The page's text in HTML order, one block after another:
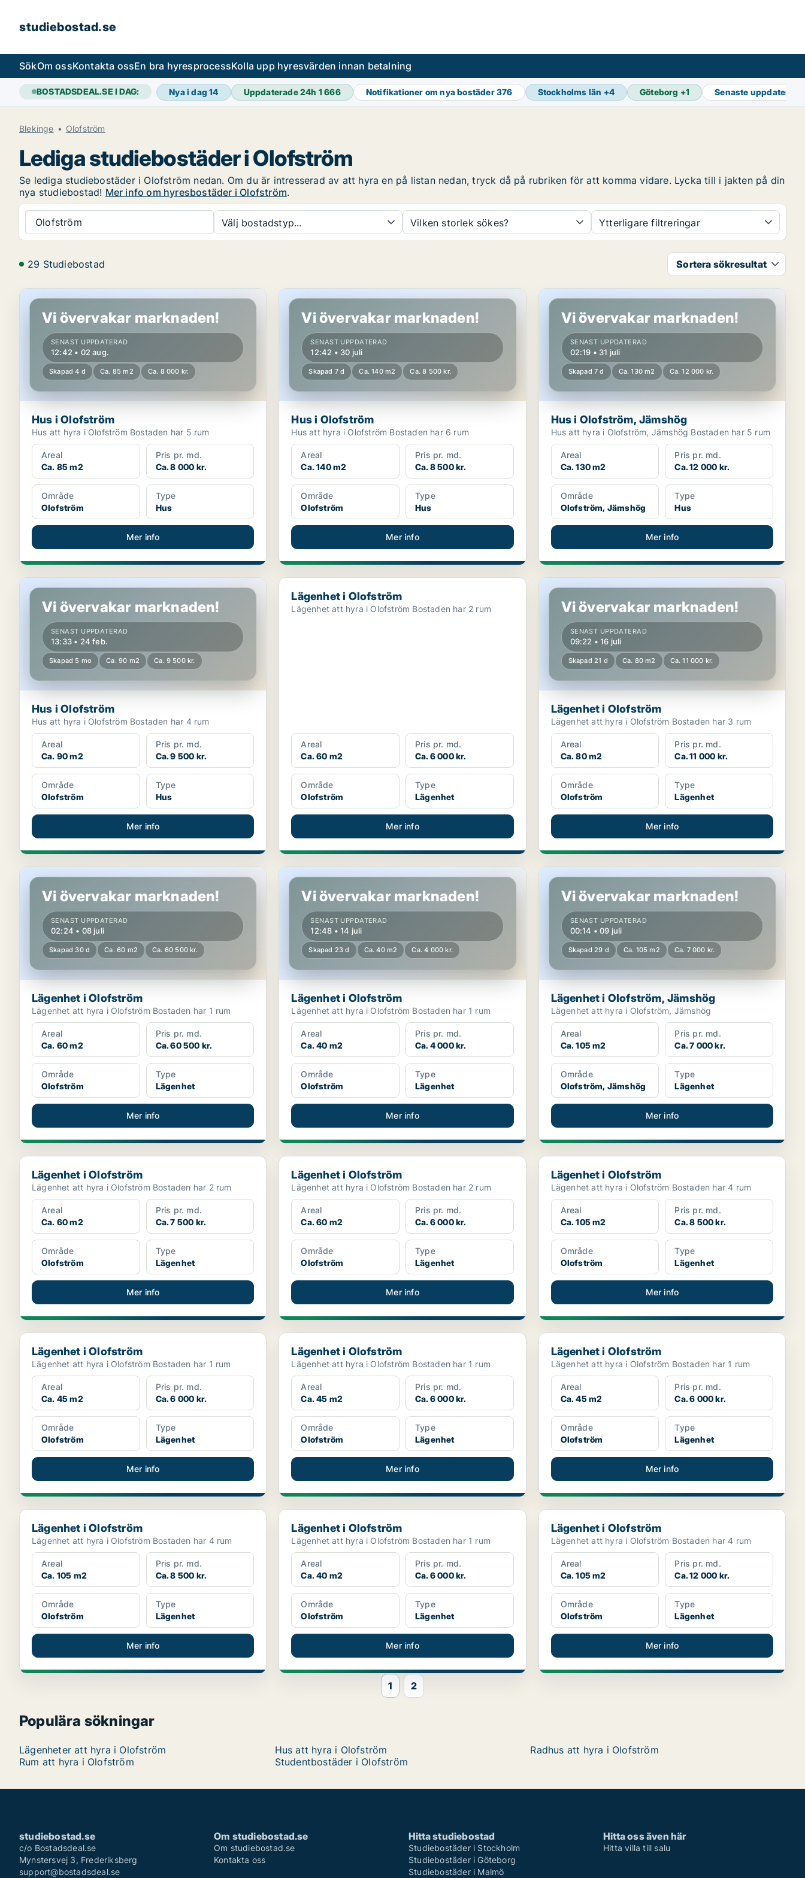
studiebostad.se
SökOm ossKontakta ossEn bra hyresprocessKolla upp hyresvärden innan betalning
BOSTADSDEAL.SE I DAG: Nya i dag14 Uppdaterade 24h 1 666 Notifikationer om nya bostäder376 Stockholms län +4 Göteborg +1 Senaste uppdatering
Blekinge Olofström
Lediga studiebostäder i Olofström
Se lediga studiebostäder i Olofström nedan. Om du är intresserad av att hyra en på listan nedan, tryck då på rubriken för att komma vidare. Lycka till i jakten på din
nya studiebostad! Mer info om hyresbostäder i Olofström.
Olofström Välj bostadstyp... Vilken storlek sökes? Ytterligare filtreringar
29 Studiebostad Sortera sökresultat
Hus i Olofström
Vi övervakar marknaden!
SENAST UPPDATERAD
12:42 • 02 aug.
Skapad 4 d Ca. 85 m2 Ca. 8 000 kr.
Hus i Olofström
Hus att hyra i Olofström Bostaden har 5 rum
Areal
Ca. 85 m2
Pris pr. md.
Ca. 8 000 kr.
Område
Olofström
Type
Hus
Mer info
Hus i Olofström
Vi övervakar marknaden!
SENAST UPPDATERAD
12:42 • 30 juli
Skapad 7 d Ca. 140 m2 Ca. 8 500 kr.
Hus i Olofström
Hus att hyra i Olofström Bostaden har 6 rum
Areal
Ca. 140 m2
Pris pr. md.
Ca. 8 500 kr.
Område
Olofström
Type
Hus
Mer info
Hus i Olofström, Jämshög
Vi övervakar marknaden!
SENAST UPPDATERAD
02:19 • 31 juli
Skapad 7 d Ca. 130 m2 Ca. 12 000 kr.
Hus i Olofström, Jämshög
Hus att hyra i Olofström, Jämshög Bostaden har 5 rum
Areal
Ca. 130 m2
Pris pr. md.
Ca. 12 000 kr.
Område
Olofström, Jämshög
Type
Hus
Mer info
Hus i Olofström
Vi övervakar marknaden!
SENAST UPPDATERAD
13:33 • 24 feb.
Skapad 5 mo Ca. 90 m2 Ca. 9 500 kr.
Hus i Olofström
Hus att hyra i Olofström Bostaden har 4 rum
Areal
Ca. 90 m2
Pris pr. md.
Ca. 9 500 kr.
Område
Olofström
Type
Hus
Mer info
Lägenhet i Olofström
Lägenhet i Olofström
Lägenhet att hyra i Olofström Bostaden har 2 rum
Areal
Ca. 60 m2
Pris pr. md.
Ca. 6 000 kr.
Område
Olofström
Type
Lägenhet
Mer info
Lägenhet i Olofström
Vi övervakar marknaden!
SENAST UPPDATERAD
09:22 • 16 juli
Skapad 21 d Ca. 80 m2 Ca. 11 000 kr.
Lägenhet i Olofström
Lägenhet att hyra i Olofström Bostaden har 3 rum
Areal
Ca. 80 m2
Pris pr. md.
Ca. 11 000 kr.
Område
Olofström
Type
Lägenhet
Mer info
Lägenhet i Olofström
Vi övervakar marknaden!
SENAST UPPDATERAD
02:24 • 08 juli
Skapad 30 d Ca. 60 m2 Ca. 60 500 kr.
Lägenhet i Olofström
Lägenhet att hyra i Olofström Bostaden har 1 rum
Areal
Ca. 60 m2
Pris pr. md.
Ca. 60 500 kr.
Område
Olofström
Type
Lägenhet
Mer info
Lägenhet i Olofström
Vi övervakar marknaden!
SENAST UPPDATERAD
12:48 • 14 juli
Skapad 23 d Ca. 40 m2 Ca. 4 000 kr.
Lägenhet i Olofström
Lägenhet att hyra i Olofström Bostaden har 1 rum
Areal
Ca. 40 m2
Pris pr. md.
Ca. 4 000 kr.
Område
Olofström
Type
Lägenhet
Mer info
Lägenhet i Olofström, Jämshög
Vi övervakar marknaden!
SENAST UPPDATERAD
00:14 • 09 juli
Skapad 29 d Ca. 105 m2 Ca. 7 000 kr.
Lägenhet i Olofström, Jämshög
Lägenhet att hyra i Olofström, Jämshög
Areal
Ca. 105 m2
Pris pr. md.
Ca. 7 000 kr.
Område
Olofström, Jämshög
Type
Lägenhet
Mer info
Lägenhet i Olofström
Lägenhet i Olofström
Lägenhet att hyra i Olofström Bostaden har 2 rum
Areal
Ca. 60 m2
Pris pr. md.
Ca. 7 500 kr.
Område
Olofström
Type
Lägenhet
Mer info
Lägenhet i Olofström
Lägenhet i Olofström
Lägenhet att hyra i Olofström Bostaden har 2 rum
Areal
Ca. 60 m2
Pris pr. md.
Ca. 6 000 kr.
Område
Olofström
Type
Lägenhet
Mer info
Lägenhet i Olofström
Lägenhet i Olofström
Lägenhet att hyra i Olofström Bostaden har 4 rum
Areal
Ca. 105 m2
Pris pr. md.
Ca. 8 500 kr.
Område
Olofström
Type
Lägenhet
Mer info
Lägenhet i Olofström
Lägenhet i Olofström
Lägenhet att hyra i Olofström Bostaden har 1 rum
Areal
Ca. 45 m2
Pris pr. md.
Ca. 6 000 kr.
Område
Olofström
Type
Lägenhet
Mer info
Lägenhet i Olofström
Lägenhet i Olofström
Lägenhet att hyra i Olofström Bostaden har 1 rum
Areal
Ca. 45 m2
Pris pr. md.
Ca. 6 000 kr.
Område
Olofström
Type
Lägenhet
Mer info
Lägenhet i Olofström
Lägenhet i Olofström
Lägenhet att hyra i Olofström Bostaden har 1 rum
Areal
Ca. 45 m2
Pris pr. md.
Ca. 6 000 kr.
Område
Olofström
Type
Lägenhet
Mer info
Lägenhet i Olofström
Lägenhet i Olofström
Lägenhet att hyra i Olofström Bostaden har 4 rum
Areal
Ca. 105 m2
Pris pr. md.
Ca. 8 500 kr.
Område
Olofström
Type
Lägenhet
Mer info
Lägenhet i Olofström
Lägenhet i Olofström
Lägenhet att hyra i Olofström Bostaden har 1 rum
Areal
Ca. 40 m2
Pris pr. md.
Ca. 6 000 kr.
Område
Olofström
Type
Lägenhet
Mer info
Lägenhet i Olofström
Lägenhet i Olofström
Lägenhet att hyra i Olofström Bostaden har 4 rum
Areal
Ca. 105 m2
Pris pr. md.
Ca. 12 000 kr.
Område
Olofström
Type
Lägenhet
Mer info
1 2
Populära sökningar
Lägenheter att hyra i Olofström Hus att hyra i Olofström
Radhus att hyra i Olofström
Rum att hyra i Olofström
Studentbostäder i Olofström
studiebostad.se
c/o Bostadsdeal.se
Mynstersvej 3, Frederiksberg
support@bostadsdeal.se
Om studiebostad.se
Om studiebostad.se
Kontakta oss
Hitta studiebostad
Studiebostäder i Stockholm
Studiebostäder i Göteborg
Studiebostäder i Malmö
Hitta oss även här
Hitta villa till salu